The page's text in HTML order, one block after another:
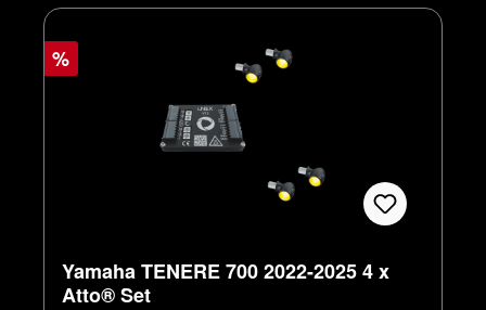
%
Yamaha TENERE 700 2022-2025 4 x
Atto® Set